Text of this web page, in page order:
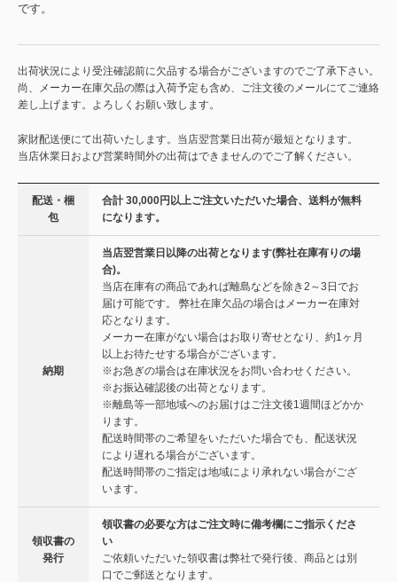
です。
出荷状況により受注確認前に欠品する場合がございますのでご了承下さい。
尚、メーカー在庫欠品の際は入荷予定も含め、ご注文後のメールにてご連絡
差し上げます。よろしくお願い致します。
家財配送便にて出荷いたします。当店翌営業日出荷が最短となります。
当店休業日および営業時間外の出荷はできませんのでご了解ください。
配送・梱
包
合計 30,000円以上ご注文いただいた場合、送料が無料
になります。
納期
当店翌営業日以降の出荷となります(弊社在庫有りの場
合)。
当店在庫有の商品であれば離島などを除き2～3日でお
届け可能です。 弊社在庫欠品の場合はメーカー在庫対
応となります。
メーカー在庫がない場合はお取り寄せとなり、約1ヶ月
以上お待たせする場合がございます。
※お急ぎの場合は在庫状況をお問い合わせください。
※お振込確認後の出荷となります。
※離島等一部地域へのお届けはご注文後1週間ほどかか
ります。
配送時間帯のご希望をいただいた場合でも、配送状況
により遅れる場合がございます。
配送時間帯のご指定は地域により承れない場合がござ
います。
領収書の
発行
領収書の必要な方はご注文時に備考欄にご指示くださ
い
ご依頼いただいた領収書は弊社で発行後、商品とは別
口でご郵送となります。